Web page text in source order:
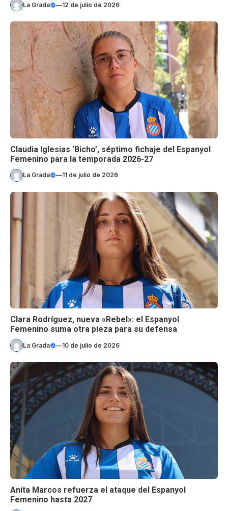
La Grada —12 de julio de 2026
Claudia Iglesias ‘Bicho’, séptimo fichaje del Espanyol
Femenino para la temporada 2026-27
La Grada —11 de julio de 2026
Clara Rodríguez, nueva «Rebel»: el Espanyol
Femenino suma otra pieza para su defensa
La Grada —10 de julio de 2026
Anita Marcos refuerza el ataque del Espanyol
Femenino hasta 2027